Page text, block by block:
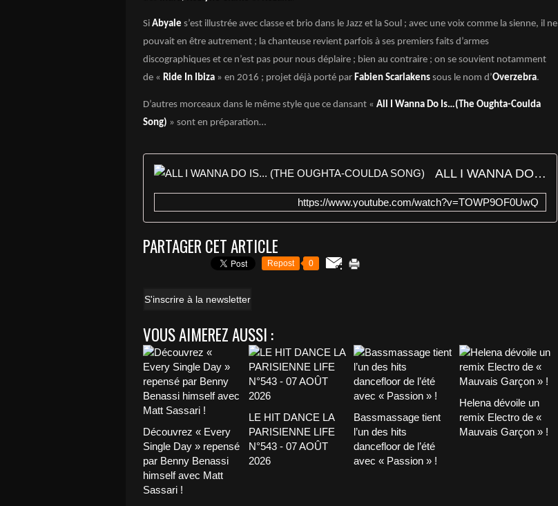
Si Abyale s’est illustrée avec classe et brio dans le Jazz et la Soul ; avec une voix comme la sienne, il ne
pouvait en être autrement ; la chanteuse revient parfois à ses premiers faits d’armes
discographiques et ce n’est pas pour nous déplaire ; bien au contraire ; on se souvient notamment
de « Ride In Ibiza » en 2016 ; projet déjà porté par Fabien Scarlakens sous le nom d’Overzebra.
D’autres morceaux dans le même style que ce dansant « All I Wanna Do Is…(The Oughta-Coulda
Song) » sont en préparation…
ALL I WANNA DO IS... (THE OUGHTA-COULDA SONG)
https://www.youtube.com/watch?v=TOWP9OF0UwQ
PARTAGER CET ARTICLE
Repost 0
S'inscrire à la newsletter
VOUS AIMEREZ AUSSI :
Découvrez « Every
Single Day » repensé
par Benny Benassi
himself avec Matt
Sassari !
LE HIT DANCE LA
PARISIENNE LIFE
N°543 - 07 AOÛT
2026
Bassmassage tient
l’un des hits
dancefloor de l’été
avec « Passion » !
Helena dévoile un
remix Electro de «
Mauvais Garçon » !